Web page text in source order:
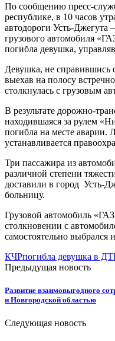
По сообщению пресс-
республике, в 10 часов
автодороги Усть-Джегута
грузового автомобиля
погибла девушка,
Девушка, не справившись
выехав на полосу
столкнулась с грузовым
В результате дорожно-
находившаяся за рулем
погибла на месте аварии.
устанавливается
Три пассажира из
различной степени
доставили в город Усть-
больницу.
Грузовой автомобиль
столкновении с
самостоятельно выбрался
КЧРпогибла девушка в
Предыдущая новость
Развитие взаимовыгодного
и Новгородской областью
Следующая новость